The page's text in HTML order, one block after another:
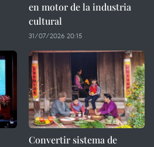
en motor de la industria
cultural
31/07/2026 20:15
Convertir sistema de